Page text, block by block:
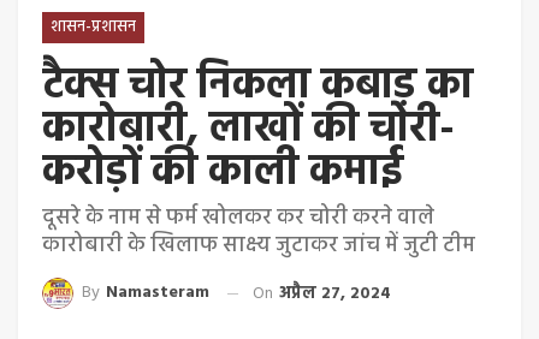
शासन-प्रशासन
टैक्स चोर निकला कबाड़ का
कारोबारी, लाखों की चाेरी-
करोड़ों की काली कमाई
दूसरे के नाम से फर्म खोलकर कर चोरी करने वाले
कारोबारी के खिलाफ साक्ष्य जुटाकर जांच में जुटी टीम
By Namasteram On अप्रैल 27, 2024